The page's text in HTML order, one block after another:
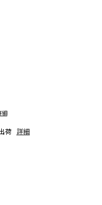
細
荷 詳細